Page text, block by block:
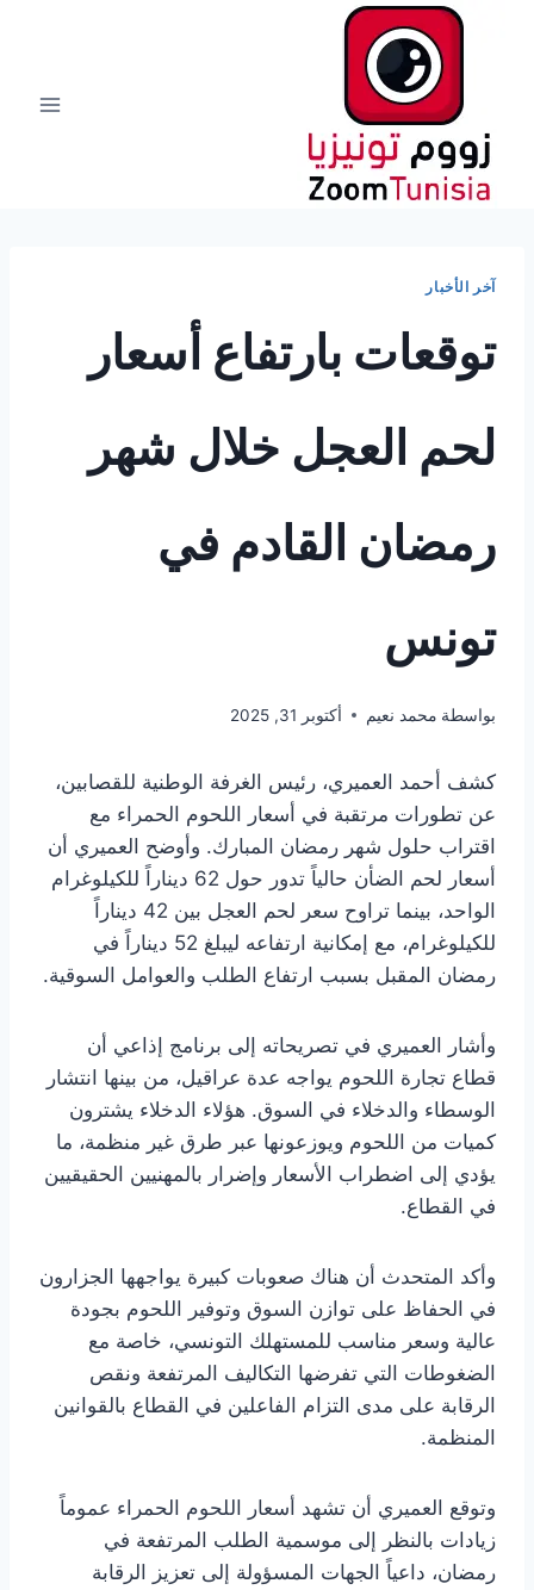
آخر الأخبار
توقعات بارتفاع أسعار
لحم العجل خلال شهر
رمضان القادم في
تونس
بواسطة محمد نعيم أكتوبر 31, 2025
كشف أحمد العميري، رئيس الغرفة الوطنية للقصابين،
عن تطورات مرتقبة في أسعار اللحوم الحمراء مع
اقتراب حلول شهر رمضان المبارك. وأوضح العميري أن
أسعار لحم الضأن حالياً تدور حول 62 ديناراً للكيلوغرام
الواحد، بينما تراوح سعر لحم العجل بين 42 ديناراً
للكيلوغرام، مع إمكانية ارتفاعه ليبلغ 52 ديناراً في
رمضان المقبل بسبب ارتفاع الطلب والعوامل السوقية.
وأشار العميري في تصريحاته إلى برنامج إذاعي أن
قطاع تجارة اللحوم يواجه عدة عراقيل، من بينها انتشار
الوسطاء والدخلاء في السوق. هؤلاء الدخلاء يشترون
كميات من اللحوم ويوزعونها عبر طرق غير منظمة، ما
يؤدي إلى اضطراب الأسعار وإضرار بالمهنيين الحقيقيين
في القطاع.
وأكد المتحدث أن هناك صعوبات كبيرة يواجهها الجزارون
في الحفاظ على توازن السوق وتوفير اللحوم بجودة
عالية وسعر مناسب للمستهلك التونسي، خاصة مع
الضغوطات التي تفرضها التكاليف المرتفعة ونقص
الرقابة على مدى التزام الفاعلين في القطاع بالقوانين
المنظمة.
وتوقع العميري أن تشهد أسعار اللحوم الحمراء عموماً
زيادات بالنظر إلى موسمية الطلب المرتفعة في
رمضان، داعياً الجهات المسؤولة إلى تعزيز الرقابة